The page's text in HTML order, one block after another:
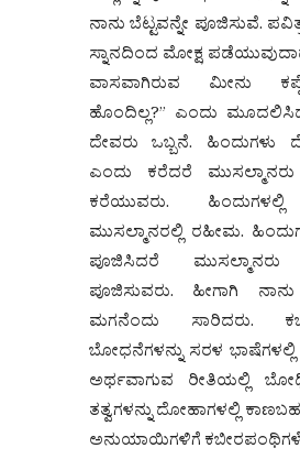
ನಾನು ಬೆಟ್ಟವನ್ನೇ ಪೂಜಿಸುವೆ.
ಸ್ನಾನದಿಂದ ಮೋಕ್ಷ
ವಾಸವಾಗಿರುವ ಮೀನು
ಹೊಂದಿಲ್ಲ?” ಎಂದು
ದೇವರು ಒಬ್ಬನೆ. ಹಿಂದುಗಳು
ಎಂದು ಕರೆದರೆ
ಕರೆಯುವರು.
ಮುಸಲ್ಮಾನರಲ್ಲಿ ರಹೀಮ.
ಪೂಜಿಸಿದರೆ ಮುಸಲ್ಮಾನರು
ಪೂಜಿಸುವರು. ಹೀಗಾಗಿ
ಮಗನೆಂದು ಸಾರಿದರು.
ಬೋಧನೆಗಳನ್ನು ಸರಳ
ಅರ್ಥವಾಗುವ ರೀತಿಯಲ್ಲಿ
ತತ್ವಗಳನ್ನು ದೋಹಾಗಳಲ್ಲಿ
ಅನುಯಾಯಿಗಳಿಗೆ